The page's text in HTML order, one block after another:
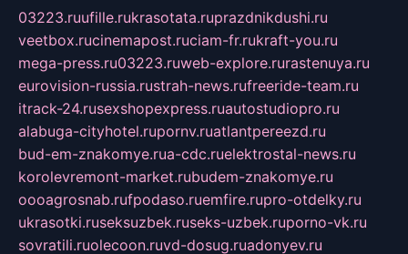
03223.ruufille.rukrasotata.ruprazdnikdushi.ru
veetbox.rucinemapost.ruciam-fr.rukraft-you.ru
mega-press.ru03223.ruweb-explore.rurastenuya.ru
eurovision-russia.rustrah-news.rufreeride-team.ru
itrack-24.rusexshopexpress.ruautostudiopro.ru
alabuga-cityhotel.rupornv.ruatlantpereezd.ru
bud-em-znakomye.rua-cdc.ruelektrostal-news.ru
korolevremont-market.rubudem-znakomye.ru
oooagrosnab.rufpodaso.ruemfire.rupro-otdelky.ru
ukrasotki.ruseksuzbek.ruseks-uzbek.ruporno-vk.ru
sovratili.ruolecoon.ruvd-dosug.ruadonyev.ru